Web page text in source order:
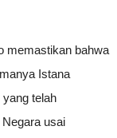
memastikan bahwa
Istana
telah
usai